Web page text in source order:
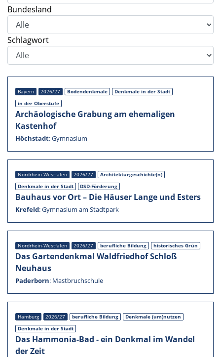
Bundes­land
Schlag­wort
Bayern 2026/27 Boden­denk­male
Denkmale in der Stadt
in der Oberstufe
Archäo­lo­gi­sche Grabung am ehema­li­gen
Kasten­hof
Höchstadt:Gymna­sium
Nordrhein-Westfalen 2026/27
Architekturgeschichte(n)
Denkmale in der Stadt
DSD-Förderung
Bauhaus vor Ort – Die Häuser Lange und Esters
Krefeld:Gymna­sium am Stadt­park
Nordrhein-Westfalen 2026/27 beruf­li­che Bildung histo­ri­sches Grün
Das Garten­denk­mal Waldfried­hof Schloß
Neuhaus
Pader­born: Mastbruch­schule
Hamburg 2026/27 beruf­li­che Bildung
Denkmale (um)nutzen
Denkmale in der Stadt
Das Hammonia-Bad - ein Denkmal im Wandel
der Zeit